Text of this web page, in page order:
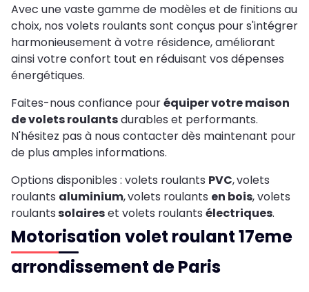
Avec une vaste gamme de modèles et de finitions au
choix, nos volets roulants sont conçus pour s'intégrer
harmonieusement à votre résidence, améliorant
ainsi votre confort tout en réduisant vos dépenses
énergétiques.
Faites-nous confiance pouréquiper votre maison
de volets roulantsdurables et performants.
N'hésitez pas à nous contacter dès maintenant pour
de plus amples informations.
Options disponibles : volets roulants PVC,volets
roulants aluminium,volets roulants en bois, volets
roulantssolaireset volets roulants électriques.
Motorisation volet roulant 17eme
arrondissement de Paris